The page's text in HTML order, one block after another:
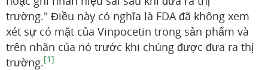
trường." Điều này có nghĩa là FDA đã không xem
xét sự có mặt của Vinpocetin trong sản phẩm và
trên nhãn của nó trước khi chúng được đưa ra thị
trường.[1]